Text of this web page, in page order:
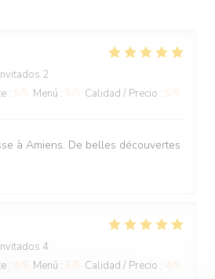
2
: Menú : Calidad / Precio :
à Amiens. De belles découvertes
4
: Menú : Calidad / Precio :